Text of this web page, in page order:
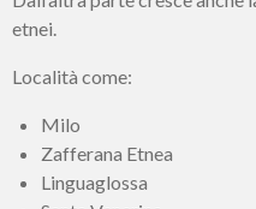
etnei.
Località come:
Milo
Zafferana Etnea
Linguaglossa